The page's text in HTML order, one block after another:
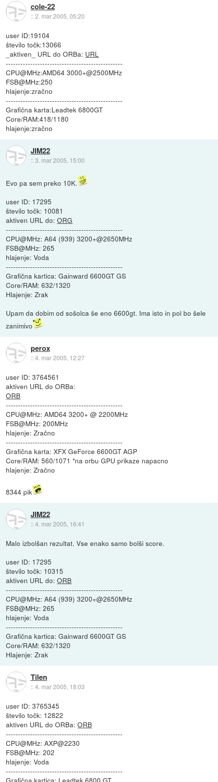
cole-22
::2. mar 2005, 05:20
user ID:19104
število točk:13066
_aktiven_ URL do ORBa: URL
------------------------------------------------
CPU@MHz:AMD64 3000+@2500MHz
FSB@MHz:250
hlajenje:zračno
------------------------------------------------
Grafična karta:Leadtek 6800GT
Core/RAM:418/1180
hlajenje:zračno
JIM22
::3. mar 2005, 15:00
Evo pa sem preko 10K.
user ID: 17295
število točk: 10081
aktiven URL do:ORG
------------------------------------------------
CPU@MHz: A64 (939) 3200+@2650MHz
FSB@MHz: 265
hlajenje: Voda
------------------------------------------------
Grafična kartica: Gainward 6600GT GS
Core/RAM: 632/1320
Hlajenje: Zrak
Upam da dobim od sošolca še eno 6600gt. Ima isto in pol bo šele
zanimivo
perox
::4. mar 2005, 12:27
user ID: 3764561
aktiven URL do ORBa:
ORB
------------------------------------------------
CPU@MHz: AMD64 3200+ @ 2200MHz
FSB@MHz: 200MHz
hlajenje: Zračno
------------------------------------------------
Grafična karta: XFX GeForce 6600GT AGP
Core/RAM: 560/1071 *na orbu GPU prikaze napacno
hlajenje: Zračno
8344 pik
JIM22
::4. mar 2005, 16:41
Malo izbolšan rezultat. Vse enako samo bolši score.
user ID: 17295
število točk: 10315
aktiven URL do:ORB
------------------------------------------------
CPU@MHz: A64 (939) 3200+@2650MHz
FSB@MHz: 265
hlajenje: Voda
------------------------------------------------
Grafična kartica: Gainward 6600GT GS
Core/RAM: 632/1320
Hlajenje: Zrak
Tilen
::4. mar 2005, 18:03
user ID: 3765345
število točk: 12822
aktiven URL do ORBa:ORB
------------------------------------------------
CPU@MHz: AXP@2230
FSB@MHz: 202
hlajenje: Voda
------------------------------------------------